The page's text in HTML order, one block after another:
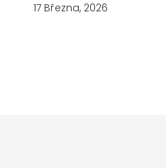
17 Března, 2026